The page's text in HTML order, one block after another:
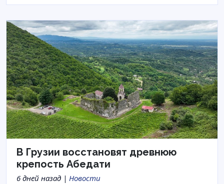
В Грузии восстановят древнюю
крепость Абедати
6 дней назад | Новости